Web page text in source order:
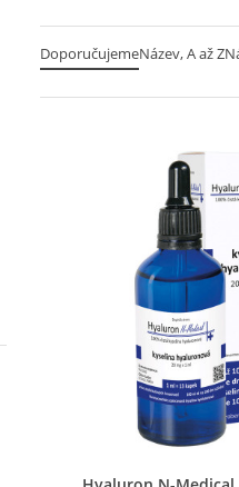
DoporučujemeNázev, A až Z
Rychlý